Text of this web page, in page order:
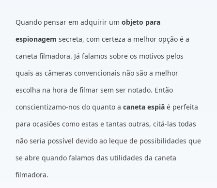
Quando pensar em adquirir um objeto para
espionagem secreta, com certeza a melhor opção é a
caneta filmadora. Já falamos sobre os motivos pelos
quais as câmeras convencionais não são a melhor
escolha na hora de filmar sem ser notado. Então
conscientizamo-nos do quanto a caneta espiã é perfeita
para ocasiões como estas e tantas outras, citá-las todas
não seria possível devido ao leque de possibilidades que
se abre quando falamos das utilidades da caneta
filmadora.